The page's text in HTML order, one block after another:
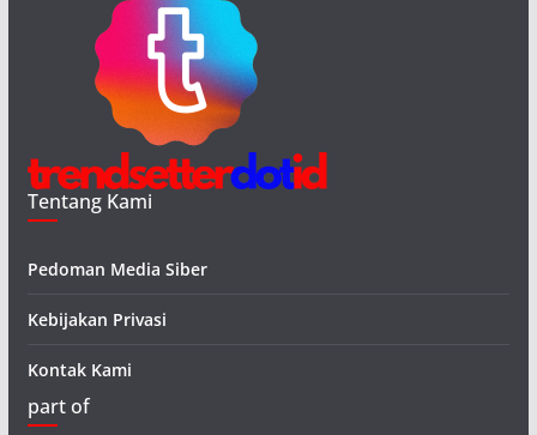
Tentang Kami
Pedoman Media Siber
Kebijakan Privasi
Kontak Kami
part of